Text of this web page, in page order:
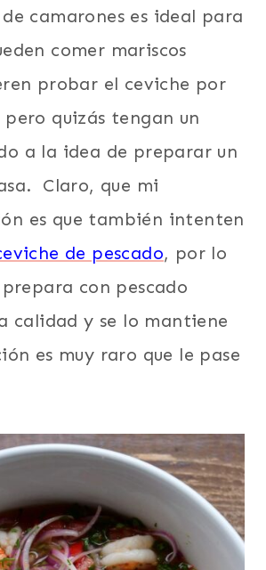
camarones es ideal para
comer mariscos
probar el ceviche por
quizás tengan un
a la idea de preparar un
Claro, que mi
es que también intenten
de pescado, por lo
con pescado
calidad y se lo mantiene
es muy raro que le pase